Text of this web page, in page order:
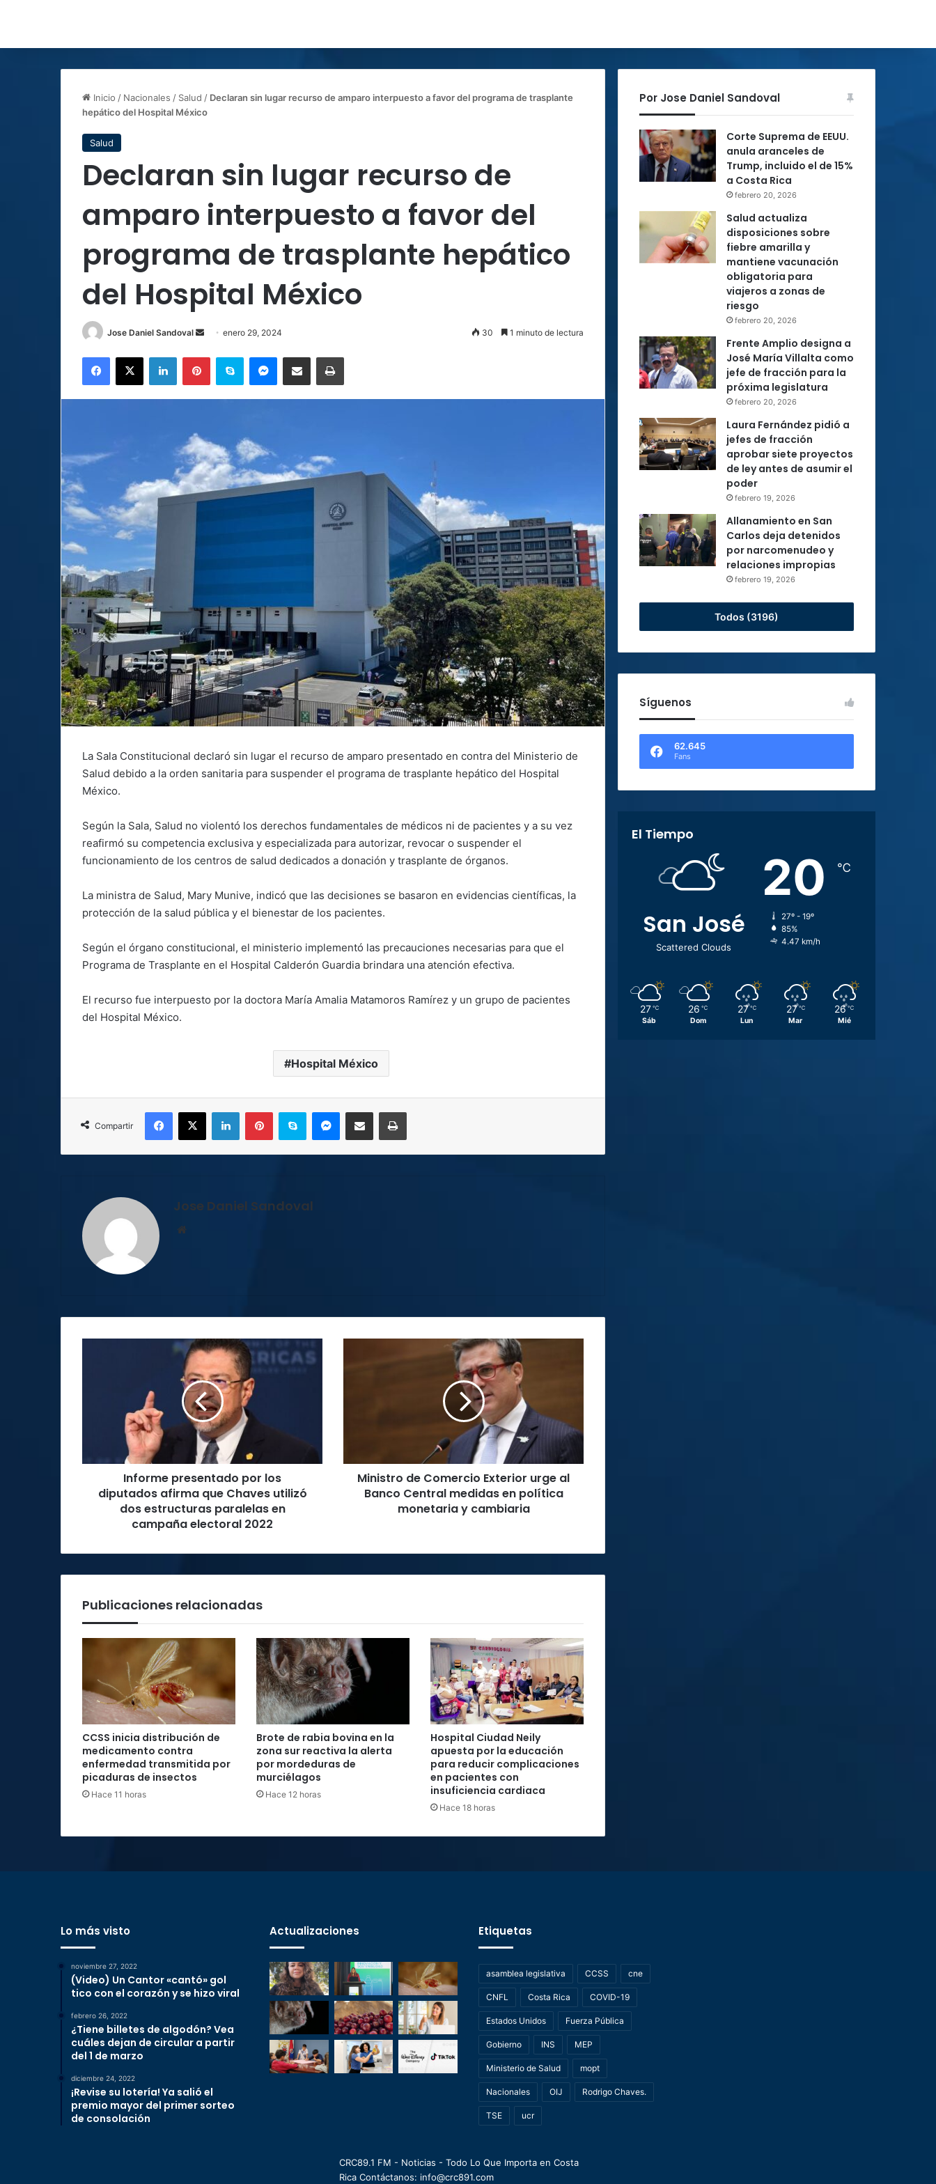
Inicio / Nacionales / Salud / Declaran sin lugar recurso de amparo interpuesto a favor del programa de trasplante
hepático del Hospital México
Salud
Declaran sin lugar recurso de
amparo interpuesto a favor del
programa de trasplante hepático
del Hospital México
Jose Daniel Sandoval
Sendenero 29, 2024 30 1 minuto de lectura
Facebook
X LinkedInPinterestSkype MessengerCompartir por correo electrónicoImprimir
La Sala Constitucional declaró sin lugar el recurso de amparo presentado en contra del Ministerio de
Salud debido a la orden sanitaria para suspender el programa de trasplante hepático del Hospital
México.
Según la Sala, Salud no violentó los derechos fundamentales de médicos ni de pacientes y a su vez
reafirmó su competencia exclusiva y especializada para autorizar, revocar o suspender el
funcionamiento de los centros de salud dedicados a donación y trasplante de órganos.
La ministra de Salud, Mary Munive, indicó que las decisiones se basaron en evidencias científicas, la
protección de la salud pública y el bienestar de los pacientes.
Según el órgano constitucional, el ministerio implementó las precauciones necesarias para que el
Programa de Trasplante en el Hospital Calderón Guardia brindara una atención efectiva.
El recurso fue interpuesto por la doctora María Amalia Matamoros Ramírez y un grupo de pacientes
del Hospital México.
Hospital México
Compartir
Facebook
X LinkedInPinterestSkype MessengerCompartir por correo electrónicoImprimir
Jose Daniel Sandoval
utilizó
estructuras
Informe presentado por los
diputados afirma que Chaves utilizó
dos estructuras paralelas en
campaña electoral 2022
medidas
política
Ministro de Comercio Exterior urge al
Banco Central medidas en política
monetaria y cambiaria
Publicaciones relacionadas
CCSS inicia distribución de
medicamento contra
enfermedad transmitida por
picaduras de insectos
Hace 11 horas
Brote de rabia bovina en la
zona sur reactiva la alerta
por mordeduras de
murciélagos
Hace 12 horas
Hospital Ciudad Neily
apuesta por la educación
para reducir complicaciones
en pacientes con
insuficiencia cardiaca
Hace 18 horas
Por Jose Daniel Sandoval
Corte Suprema de EEUU.
anula aranceles de
Trump, incluido el de 15%
a Costa Rica
febrero 20, 2026
Salud actualiza
disposiciones sobre
fiebre amarilla y
mantiene vacunación
obligatoria para
viajeros a zonas de
riesgo
febrero 20, 2026
Frente Amplio designa a
José María Villalta como
jefe de fracción para la
próxima legislatura
febrero 20, 2026
Laura Fernández pidió a
jefes de fracción
aprobar siete proyectos
de ley antes de asumir el
poder
febrero 19, 2026
Allanamiento en San
Carlos deja detenidos
por narcomenudeo y
relaciones impropias
febrero 19, 2026
Todos (3196)
Síguenos
62.645
Fans
El Tiempo
San José
Scattered Clouds
20 ℃
27º - 19º
85%
4.47 km/h
27 ℃
Sáb
26 ℃
Dom
27 ℃
Lun
27 ℃
Mar
26 ℃
Mié
Lo más visto
noviembre 27, 2022
(Video) Un Cantor «cantó» gol
tico con el corazón y se hizo viral
febrero 26, 2022
¿Tiene billetes de algodón? Vea
cuáles dejan de circular a partir
del 1 de marzo
diciembre 24, 2022
¡Revise su lotería! Ya salió el
premio mayor del primer sorteo
de consolación
Actualizaciones Etiquetas
asamblea legislativa CCSS cne
CNFL Costa Rica COVID-19
Estados Unidos Fuerza Pública
Gobierno INS MEP
Ministerio de Salud mopt
Nacionales OIJ Rodrigo Chaves.
TSE ucr
CRC89.1 FM - Noticias - Todo Lo Que Importa en Costa
Rica Contáctanos: info@crc891.com